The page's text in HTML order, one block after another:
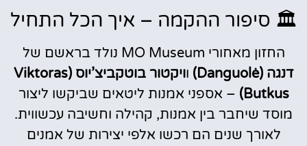
🏛️ סיפור ההקמה – איך הכל התחיל
החזון מאחורי MO Museum נולד בראשם של
דנגה (Danguolė)
ו
ויקטור בוטקביצ’יוס (Viktoras
Butkus) – אספני אמנות ליטאים שביקשו ליצור
מוסד שיחבר בין אמנות, קהילה וחשיבה עכשווית.
לאורך שנים הם רכשו אלפי יצירות של אמנים